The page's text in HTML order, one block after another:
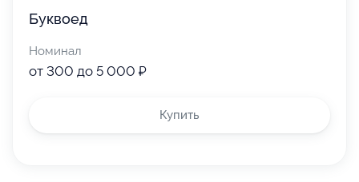
Буквоед
Номинал
от 300 до 5 000 ₽
Купить